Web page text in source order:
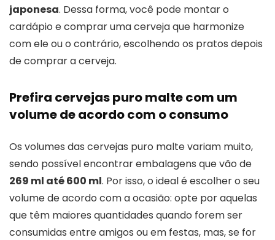
japonesa. Dessa forma, você pode montar o
cardápio e comprar uma cerveja que harmonize
com ele ou o contrário, escolhendo os pratos depois
de comprar a cerveja.
Prefira cervejas puro malte com um
volume de acordo com o consumo
Os volumes das cervejas puro malte variam muito,
sendo possível encontrar embalagens que vão de
269 ml até 600 ml. Por isso, o ideal é escolher o seu
volume de acordo com a ocasião: opte por aquelas
que têm maiores quantidades quando forem ser
consumidas entre amigos ou em festas, mas, se for